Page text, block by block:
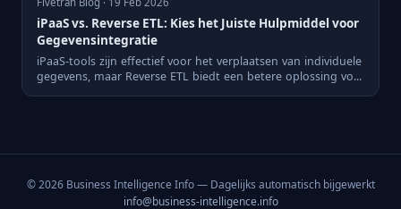
Fivetran Blog · 19 Feb 2026
iPaaS vs. Reverse ETL: Kies het Juiste Hulpmiddel voor
Gegevensintegratie
iPaaS-tools zijn effectief voor het verplaatsen van individuele
gegevens, maar Reverse ETL biedt een betere oplossing vo...
© 2026 Business Intelligence Info — Dagelijks automatisch bijgewerkt
info@business-intelligence.info